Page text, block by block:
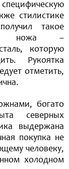
стилистике
такое
ножа –
которую
Рукоятка
отметить,
богато
северных
выдержана
покупка не
человеку,
холодном